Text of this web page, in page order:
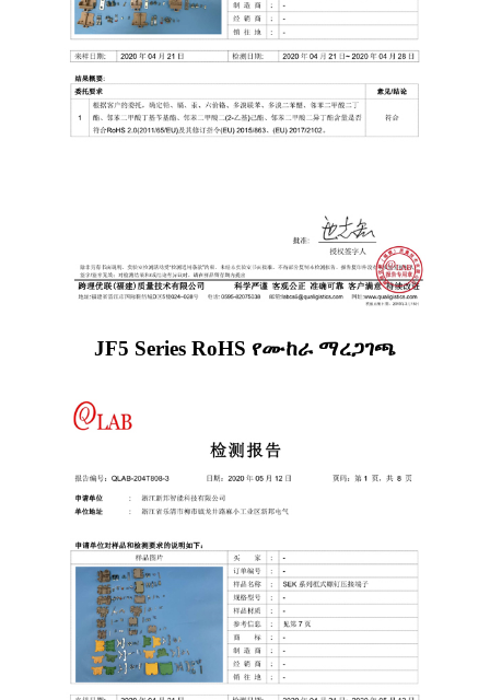
JF5 Series RoHS የሙከራ ማረጋገጫ